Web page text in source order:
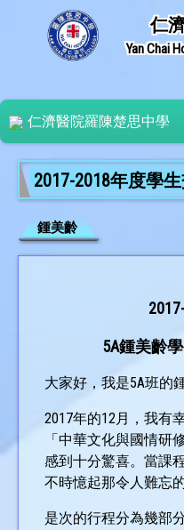
仁
Yan Chai
仁濟醫院羅陳楚思中學
2017-2018年度學
鍾美齡
5A鍾美齡
大家好，我是5A班的
2017年的12月，我有
「中華文化與國情研
感到十分驚喜。當課
不時憶起那令人難忘
是次的行程分為幾部